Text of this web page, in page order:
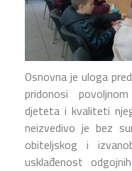
Osnovna je uloga
pridonosi
djeteta i kvaliteti
neizvedivo je bez
obiteljskog i
usklađenost